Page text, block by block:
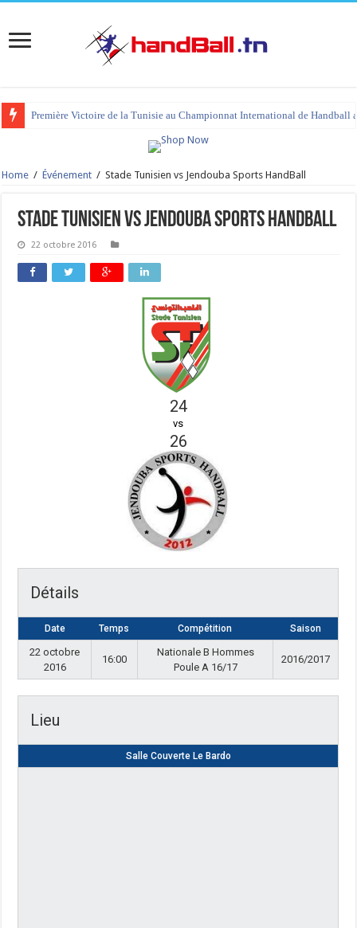
Première Victoire de la Tunisie au Championnat International de Handball
Home / Événement / Stade Tunisien vs Jendouba Sports HandBall
Stade Tunisien vs Jendouba Sports HandBall
22 octobre 2016
24
vs
26
Détails
Date Temps Compétition Saison
22 octobre
2016
16:00
Nationale B Hommes
Poule A 16/17
2016/2017
Lieu
Salle Couverte Le Bardo